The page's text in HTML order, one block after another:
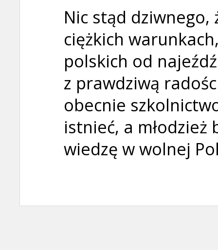
Nic stąd dziwnego,
ciężkich
polskich od
z prawdziwą
obecnie
istnieć, a młodzież
wiedzę w wolnej